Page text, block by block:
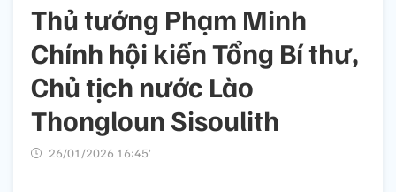
Thủ tướng Phạm Minh
Chính hội kiến Tổng Bí thư,
Chủ tịch nước Lào
Thongloun Sisoulith
26/01/2026 16:45’